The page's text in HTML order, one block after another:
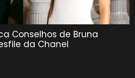
Conselhos de Bruna
da Chanel